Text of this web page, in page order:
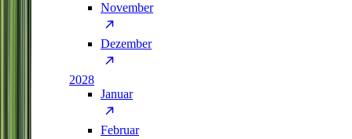
November
Dezember
2028
Januar
Februar